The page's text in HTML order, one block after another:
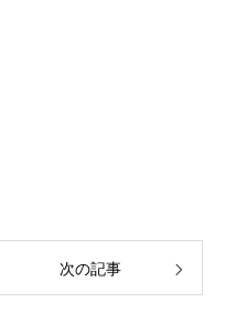
次の記事